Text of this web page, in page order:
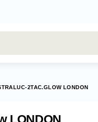
2TAC.GLOW LONDON
LONDON